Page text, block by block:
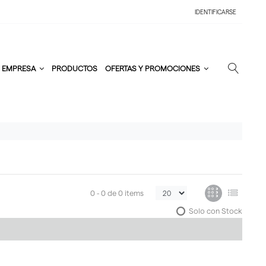
IDENTIFICARSE
EMPRESA PRODUCTOS OFERTAS Y PROMOCIONES
0 - 0 de 0 items
Solo con Stock